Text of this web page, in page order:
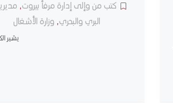
كتب من وإلى إدارة مرفأ بيروت,
البري والبحري, وزارة الأشغال
يشير